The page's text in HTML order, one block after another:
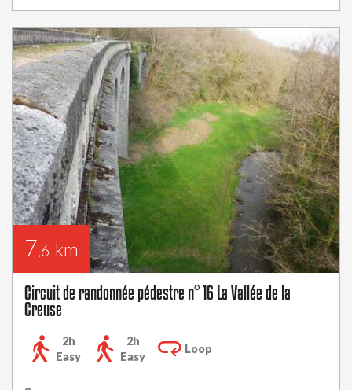
7,6 km
Circuit de randonnée pédestre n° 16 La Vallée de la
Creuse
2h
Easy
2h
Easy
Loop